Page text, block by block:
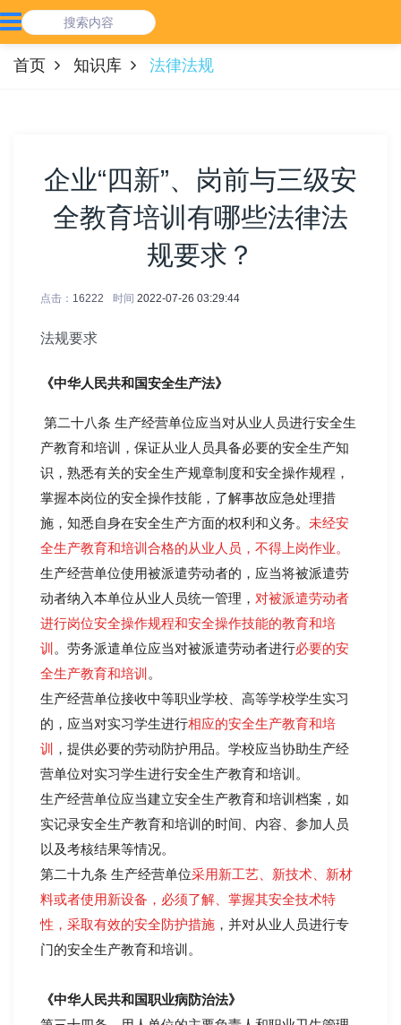
首页 知识库 法律法规
企业“四新”、岗前与三级安
全教育培训有哪些法律法
规要求？
点击： 16222 时间 2022-07-26 03:29:44
法规要求
《中华人民共和国安全生产法》
第二十八条 生产经营单位应当对从业人员进行安全生
产教育和培训，保证从业人员具备必要的安全生产知
识，熟悉有关的安全生产规章制度和安全操作规程，
掌握本岗位的安全操作技能，了解事故应急处理措
施，知悉自身在安全生产方面的权利和义务。 未经安
全生产教育和培训合格的从业人员，不得上岗作业。
生产经营单位使用被派遣劳动者的，应当将被派遣劳
动者纳入本单位从业人员统一管理， 对被派遣劳动者
进行岗位安全操作规程和安全操作技能的教育和培
训 。劳务派遣单位应当对被派遣劳动者进行必要的安
全生产教育和培训 。
生产经营单位接收中等职业学校、高等学校学生实习
的，应当对实习学生进行相应的安全生产教育和培
训 ，提供必要的劳动防护用品。学校应当协助生产经
营单位对实习学生进行安全生产教育和培训。
生产经营单位应当建立安全生产教育和培训档案，如
实记录安全生产教育和培训的时间、内容、参加人员
以及考核结果等情况。
第二十九条 生产经营单位采用新工艺、新技术、新材
料或者使用新设备，必须了解、掌握其安全技术特
性，采取有效的安全防护措施 ，并对从业人员进行专
门的安全生产教育和培训。
《中华人民共和国职业病防治法》